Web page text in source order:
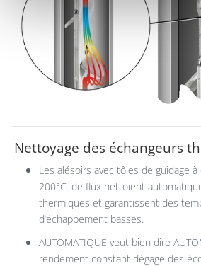
Nettoyage des échangeurs
Les alésoirs avec tôles de guidage
200°C. de flux nettoient
thermiques et garantissent des
d’échappement basses.
AUTOMATIQUE veut bien dire
rendement constant dégage des